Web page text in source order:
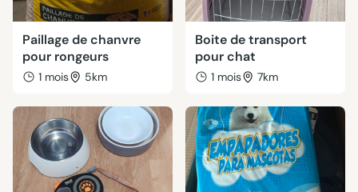
Paillage de chanvre
pour rongeurs
1 mois 5km
Boite de transport
pour chat
1 mois 7km